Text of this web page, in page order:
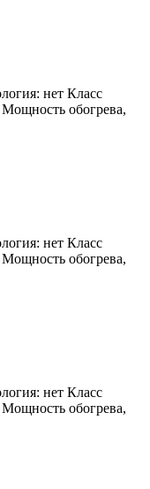
нет Класс
Мощность обогрева,
нет Класс
Мощность обогрева,
нет Класс
Мощность обогрева,